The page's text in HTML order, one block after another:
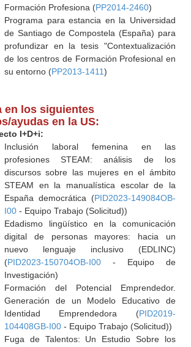
Formación Profesiona (PP2014-2460)
Programa para estancia en la Universidad
de Santiago de Compostela (España) para
profundizar en la tesis "Contextualización
de los centros de Formación Profesional en
su entorno (PP2013-1411)
en los siguientes
ayudas en la US:
I+D+i:
Inclusión laboral femenina en las
profesiones STEAM: análisis de los
discursos sobre las mujeres en el ámbito
STEAM en la manualística escolar de la
España democrática (PID2023-149084OB-
I00- Equipo Trabajo (Solicitud))
Edadismo lingüístico en la comunicación
digital de personas mayores: hacia un
nuevo lenguaje inclusivo (EDLINC)
(PID2023-150704OB-I00- Equipo de
Investigación)
Formación del Potencial Emprendedor.
Generación de un Modelo Educativo de
Identidad Emprendedora (PID2019-
104408GB-I00- Equipo Trabajo (Solicitud))
Fuga de Talentos: Un Estudio Sobre los